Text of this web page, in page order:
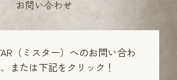
お問い合わせ
（ミスター）へのお問い合わ
または下記をクリック！